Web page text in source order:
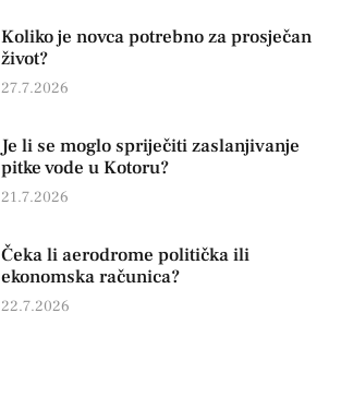
Koliko je novca potrebno za prosječan
život?
27.7.2026
Je li se moglo spriječiti zaslanjivanje
pitke vode u Kotoru?
21.7.2026
Čeka li aerodrome politička ili
ekonomska računica?
22.7.2026